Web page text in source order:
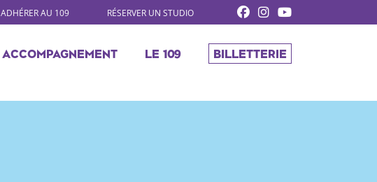
ADHÉRER AU 109 RÉSERVER UN STUDIO
ACCOMPAGNEMENT LE 109 BILLETTERIE